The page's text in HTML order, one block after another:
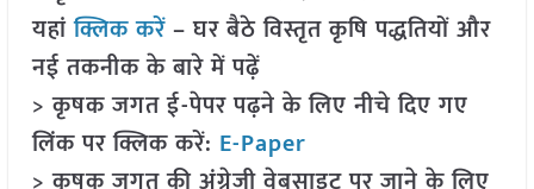
यहांक्लिक करें– घर बैठे विस्तृत कृषि पद्धतियों और
नई तकनीक के बारे में पढ़ें
> कृषक जगत ई-पेपर पढ़ने के लिए नीचे दिए गए
लिंक पर क्लिक करें: E-Paper